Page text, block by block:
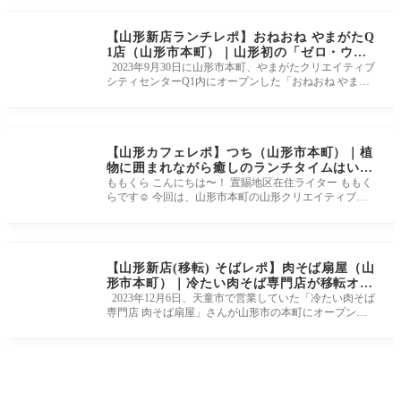
【山形新店ランチレポ】おねおね やまがたQ
1店（山形市本町）｜山形初の「ゼロ・ウェ
イストスーパーマーケット」
2023年9月30日に山形市本町、やまがたクリエイティブ
シティセンターQ1内にオープンした「おねおね やまが
【山形カフェレポ】つち（山形市本町）｜植
物に囲まれながら癒しのランチタイムはいか
が？
ももくら こんにちは〜！ 置賜地区在住ライター ももく
らです☺︎ 今回は、山形市本町の山形クリエイティブセ
【山形新店(移転) そばレポ】肉そば扇屋（山
形市本町）｜冷たい肉そば専門店が移転オー
プン！
2023年12月6日、天童市で営業していた「冷たい肉そば
専門店 肉そば扇屋」さんが山形市の本町にオープンし